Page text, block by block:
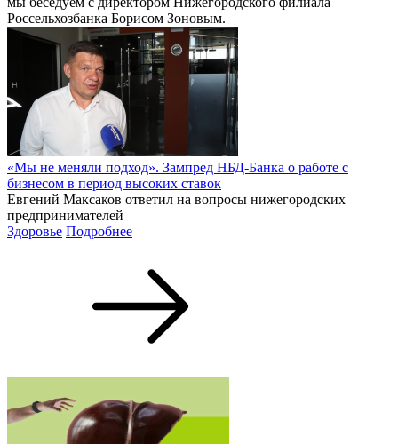
Россельхозбанка Борисом Зоновым.
«Мы не меняли подход». Зампред НБД-Банка о работе с
бизнесом в период высоких ставок
Евгений Максаков ответил на вопросы нижегородских
предпринимателей
Здоровье Подробнее